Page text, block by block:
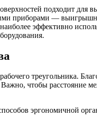
подходит для
приборами —
эффективно
треугольника.
чтобы расстояние
эргономичной